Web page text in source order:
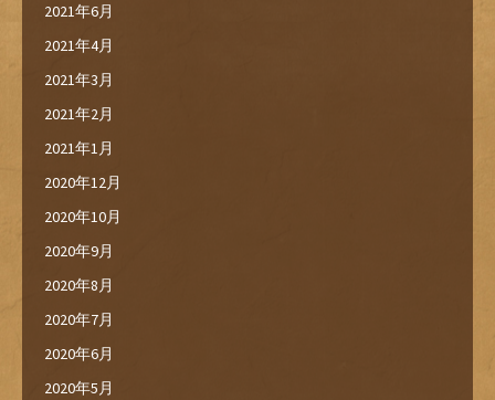
2021年6月
2021年4月
2021年3月
2021年2月
2021年1月
2020年12月
2020年10月
2020年9月
2020年8月
2020年7月
2020年6月
2020年5月